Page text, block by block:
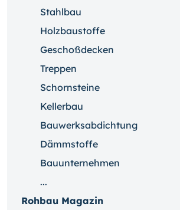
Stahlbau
Holzbaustoffe
Geschoßdecken
Treppen
Schornsteine
Kellerbau
Bauwerksabdichtung
Dämmstoffe
Bauunternehmen
...
Rohbau Magazin